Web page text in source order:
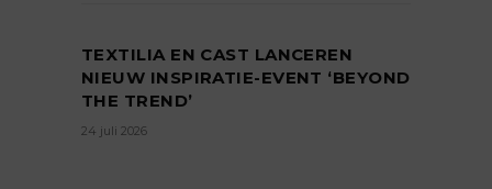
TEXTILIA EN CAST LANCEREN
NIEUW INSPIRATIE-EVENT ‘BEYOND
THE TREND’
24 juli 2026